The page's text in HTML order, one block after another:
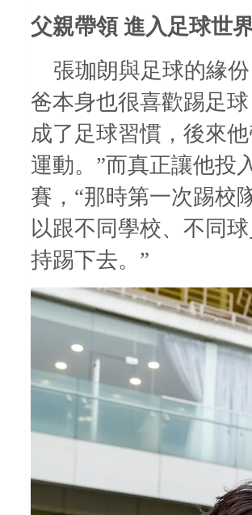
父親帶領 進入足球世
張珈朗與足球的緣
爸本身也很喜歡踢足
成了足球習慣，後來
運動。”而真正讓他投
賽，“那時第一次踢校
以跟不同學校、不同
持踢下去。”